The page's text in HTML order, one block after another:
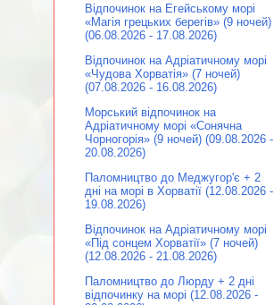
Відпочинок на Егейському морі
«Магія грецьких берегів» (9 ночей)
(06.08.2026 - 17.08.2026)
Відпочинок на Адріатичному морі
«Чудова Хорватія» (7 ночей)
(07.08.2026 - 16.08.2026)
Морський відпочинок на
Адріатичному морі «Сонячна
Чорногорія» (9 ночей) (09.08.2026 -
20.08.2026)
Паломництво до Меджугор'є + 2
дні на морі в Хорватії (12.08.2026 -
19.08.2026)
Відпочинок на Адріатичному морі
«Під сонцем Хорватії» (7 ночей)
(12.08.2026 - 21.08.2026)
Паломництво до Люрду + 2 дні
відпочинку на морі (12.08.2026 -